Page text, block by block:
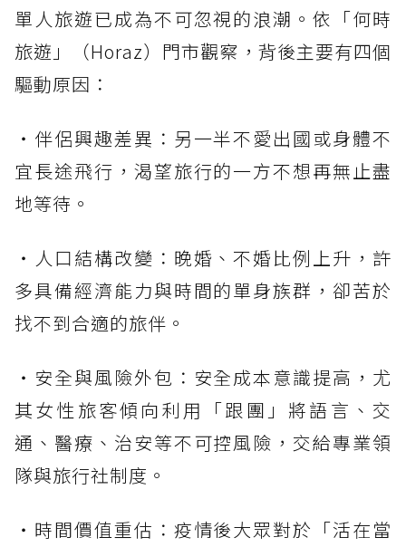
單人旅遊已成為不可忽視的浪潮。依「何時
旅遊」（Horaz）門市觀察，背後主要有四個
驅動原因：
・伴侶興趣差異：另一半不愛出國或身體不
宜長途飛行，渴望旅行的一方不想再無止盡
地等待。
・人口結構改變：晚婚、不婚比例上升，許
多具備經濟能力與時間的單身族群，卻苦於
找不到合適的旅伴。
・安全與風險外包：安全成本意識提高，尤
其女性旅客傾向利用「跟團」將語言、交
通、醫療、治安等不可控風險，交給專業領
隊與旅行社制度。
・時間價值重估：疫情後大眾對於「活在當